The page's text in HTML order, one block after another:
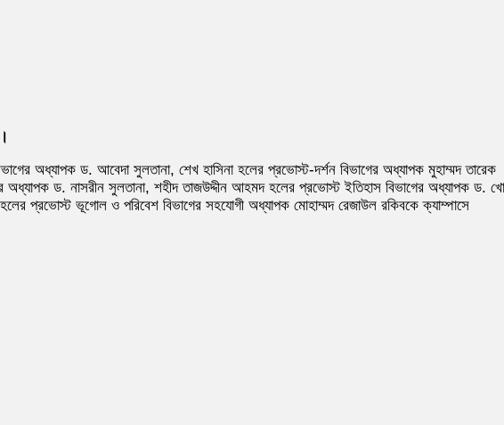
অধ্যাপক ড. আবেদা সুলতানা, শেখ হাসিনা হলের প্রভোস্ট-দর্শন বিভাগের অধ্যাপক মুহাম্মদ তারেক
ড. নাসরীন সুলতানা, শহীদ তাজউদ্দীন আহমদ হলের প্রভোস্ট ইতিহাস বিভাগের অধ্যাপক ড.
প্রভোস্ট ভূগোল ও পরিবেশ বিভাগের সহযোগী অধ্যাপক মোহাম্মদ রেজাউল রকিবকে ক্যাম্পাসে